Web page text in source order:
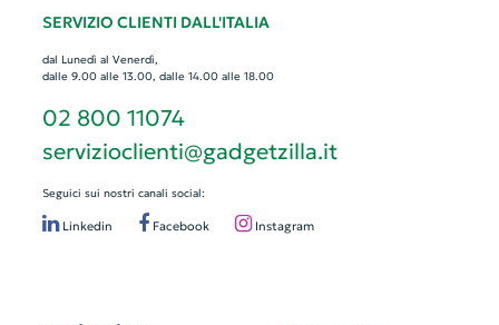
SERVIZIO CLIENTI DALL'ITALIA
dal Lunedì al Venerdì,
dalle 9.00 alle 13.00, dalle 14.00 alle 18.00
02 800 11074
servizioclienti@gadgetzilla.it
Seguici sui nostri canali social:
Linkedin Facebook Instagram